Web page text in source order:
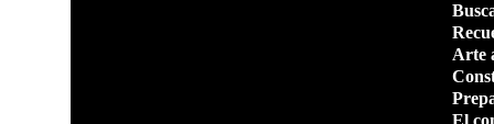
Arte
El